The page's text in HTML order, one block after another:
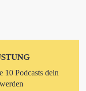
10 Podcasts dein